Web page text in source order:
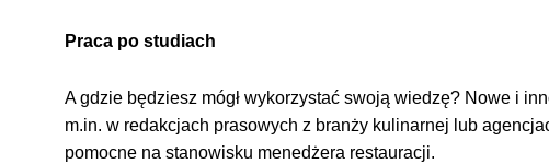
Praca po studiach
A gdzie będziesz mógł wykorzystać swoją wiedzę? Nowe i
m.in. w redakcjach prasowych z branży kulinarnej lub
pomocne na stanowisku menedżera restauracji.